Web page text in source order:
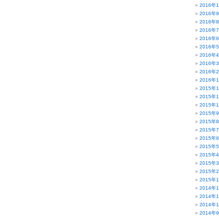
2016年
2016年9
2016年8
2016年7
2016年6
2016年5
2016年4
2016年3
2016年2
2016年1
2015年
2015年
2015年
2015年9
2015年8
2015年7
2015年6
2015年5
2015年4
2015年3
2015年2
2015年1
2014年
2014年
2014年
2014年9